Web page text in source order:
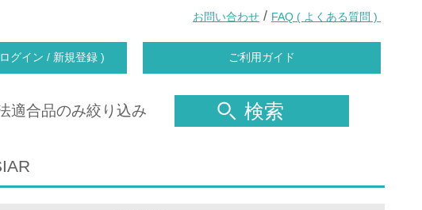
お問い合わせ / FAQ ( よくある質問 )
グイン / 新規登録 ) ご利用ガイド
適合品のみ絞り込み 検索